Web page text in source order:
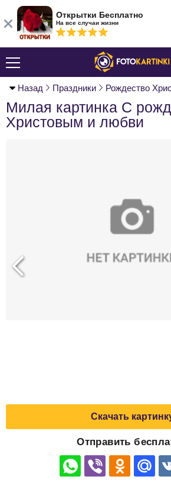
Назад Праздники Рождество
Милая картинка С
Христовым и любви
Скачать
Отправить
Открытки Бесплатно
На все случаи жизни